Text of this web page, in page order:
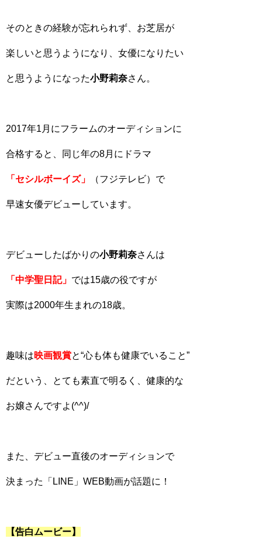
そのときの経験が忘れられず、お芝居が
楽しいと思うようになり、女優になりたい
と思うようになった小野莉奈さん。
2017年1月にフラームのオーディションに
合格すると、同じ年の8月にドラマ
「セシルボーイズ」 （フジテレビ）で
早速女優デビューしています。
デビューしたばかりの小野莉奈さんは
「中学聖日記」 では15歳の役ですが
実際は2000年生まれの18歳。
趣味は映画観賞と“心も体も健康でいること”
だという、とても素直で明るく、健康的な
お嬢さんですよ(^^)/
また、デビュー直後のオーディションで
決まった「LINE」WEB動画が話題に！
【告白ムービー】